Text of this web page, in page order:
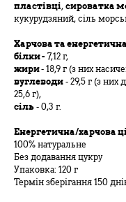
пластівці, сироватка
кукурудзяний, сіль
Харчова та
білки - 7,12 г,
жири- 18,9 г (з них
вуглеводи - 29,5 г (з них
25,6 г),
сіль - 0,3 г.
Енергетична/харчова
100% натуральне
Без додавання цукру
Упаковка: 120 г
Термін зберігання 150